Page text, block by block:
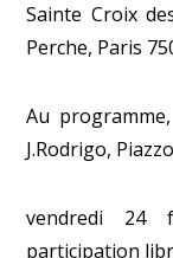
Sainte Croix
Perche, Paris
Au
J.Rodrigo,
vendredi 24
participation